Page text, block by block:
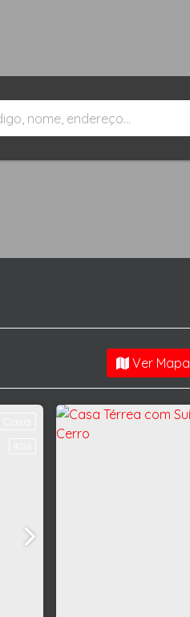
Ver Mapa